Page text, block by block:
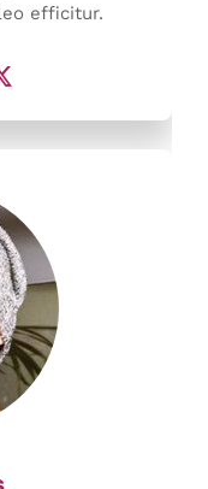
efficitur.